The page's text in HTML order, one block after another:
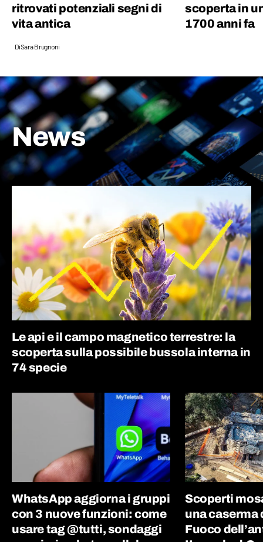
ritrovati potenziali segni di
vita antica
DiSara Brugnoni
scoperta in
1700 anni fa
News
Le api e il campo magnetico terrestre: la
scoperta sulla possibile bussola interna in
74 specie
WhatsApp aggiorna i gruppi
con 3 nuove funzioni: come
usare tag @tutti, sondaggi
Scoperti
una caserma
Fuoco